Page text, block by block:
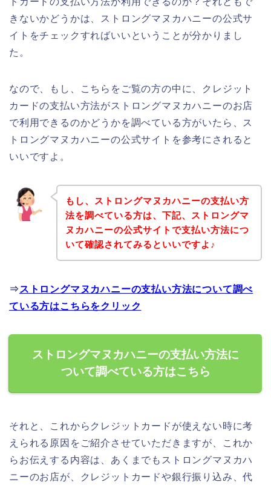
きないかどうかは、ストロングマヌカハニーの公式サ
イトをチェックすればいいということが分かりまし
た。
なので、もし、こちらをご覧の方の中に、クレジット
カードの支払い方法がストロングマヌカハニーのお店
で利用できるのかどうかを調べている方がいたら、ス
トロングマヌカハニーの公式サイトを参考にされると
いいですよ。
もし、ストロングマヌカハニーの支払い方
法を調べている方は、下記、ストロングマ
ヌカハニーの公式サイトで支払い方法につ
いて確認されてみるといいですよ♪
⇒ ストロングマヌカハニーの支払い方法について調べ
ている方はこちらをクリック
ストロングマヌカハニーの支払い方法に
ついて調べている方はこちら
それと、これからクレジットカードが使えない時に考
えられる原因をご紹介させていただきますが、これか
らお伝えする内容は、あくまでもストロングマヌカハ
ニーのお店が、クレジットカードや銀行振り込み、代